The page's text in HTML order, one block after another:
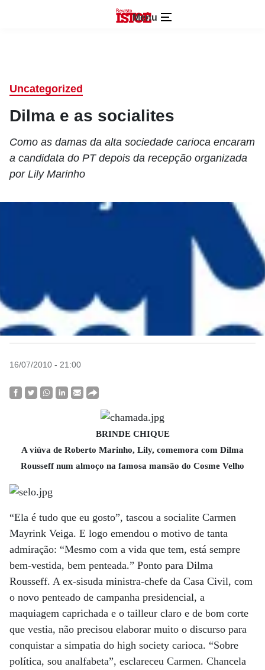
Menu
Uncategorized
Dilma e as socialites
Como as damas da alta sociedade carioca encaram
a candidata do PT depois da recepção organizada
por Lily Marinho
16/07/2010 - 21:00
BRINDE CHIQUE
A viúva de Roberto Marinho, Lily, comemora com Dilma
Rousseff num almoço na famosa mansão do Cosme Velho
“Ela é tudo que eu gosto”, tascou a socialite Carmen
Mayrink Veiga. E logo emendou o motivo de tanta
admiração: “Mesmo com a vida que tem, está sempre
bem-vestida, bem penteada.” Ponto para Dilma
Rousseff. A ex-sisuda ministra-chefe da Casa Civil, com
o novo penteado de campanha presidencial, a
maquiagem caprichada e o tailleur claro e de bom corte
que vestia, não precisou elaborar muito o discurso para
conquistar a simpatia do high society carioca. “Sobre
política, sou analfabeta”, esclareceu Carmen. Chancela